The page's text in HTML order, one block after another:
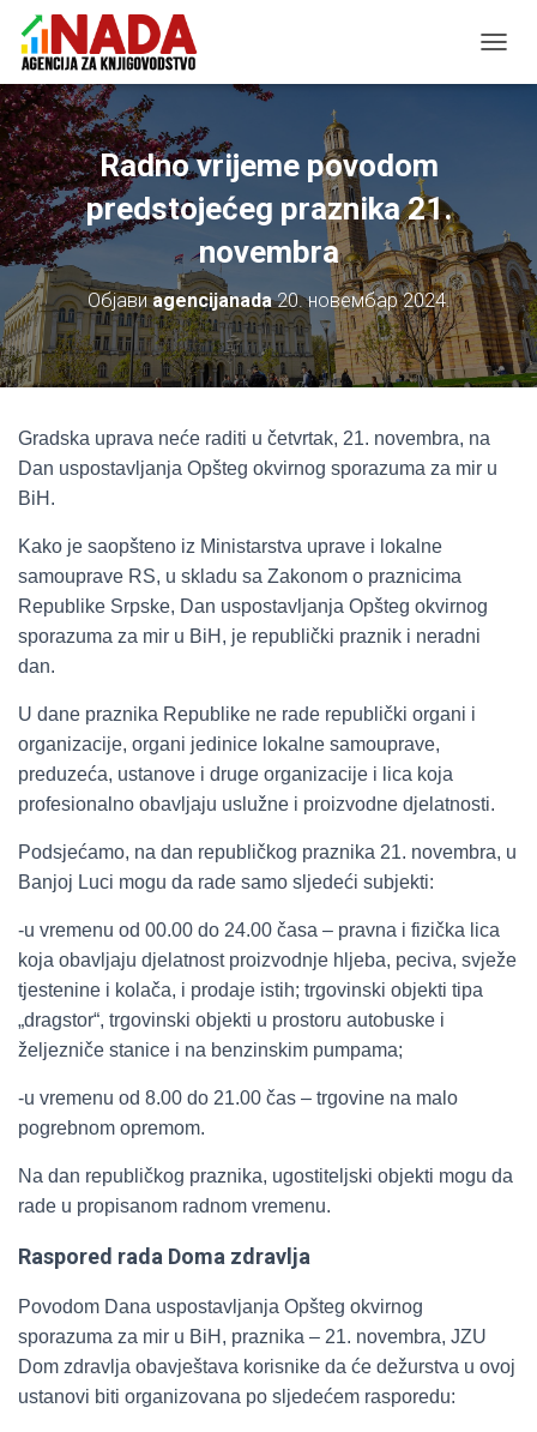
Р
С
А
К
Р
И
Ј
К
А
Radno vrijeme povodom
predstojećeg praznika 21.
novembra
Објавиagencijanada 20. новембар 2024.
Gradska uprava neće raditi u četvrtak, 21. novembra, na
Dan uspostavljanja Opšteg okvirnog sporazuma za mir u
BiH.
Kako je saopšteno iz Ministarstva uprave i lokalne
samouprave RS, u skladu sa Zakonom o praznicima
Republike Srpske, Dan uspostavljanja Opšteg okvirnog
sporazuma za mir u BiH, je republički praznik i neradni
dan.
U dane praznika Republike ne rade republički organi i
organizacije, organi jedinice lokalne samouprave,
preduzeća, ustanove i druge organizacije i lica koja
profesionalno obavljaju uslužne i proizvodne djelatnosti.
Podsjećamo, na dan republičkog praznika 21. novembra, u
Banjoj Luci mogu da rade samo sljedeći subjekti:
-u vremenu od 00.00 do 24.00 časa – pravna i fizička lica
koja obavljaju djelatnost proizvodnje hljeba, peciva, svježe
tjestenine i kolača, i prodaje istih; trgovinski objekti tipa
„dragstor“, trgovinski objekti u prostoru autobuske i
željezniče stanice i na benzinskim pumpama;
-u vremenu od 8.00 do 21.00 čas – trgovine na malo
pogrebnom opremom.
Na dan republičkog praznika, ugostiteljski objekti mogu da
rade u propisanom radnom vremenu.
Raspored rada Doma zdravlja
Povodom Dana uspostavljanja Opšteg okvirnog
sporazuma za mir u BiH, praznika – 21. novembra, JZU
Dom zdravlja obavještava korisnike da će dežurstva u ovoj
ustanovi biti organizovana po sljedećem rasporedu: